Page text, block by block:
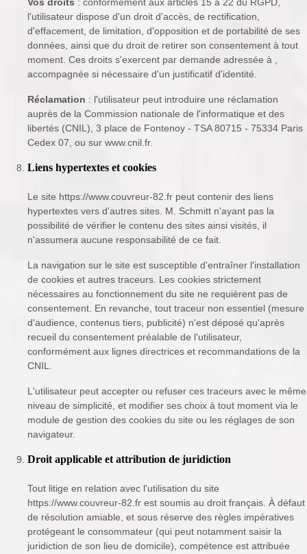
l'utilisateur dispose d'un droit d'accès, de rectification,
d'effacement, de limitation, d'opposition et de portabilité de ses
données, ainsi que du droit de retirer son consentement à tout
moment. Ces droits s'exercent par demande adressée à ,
accompagnée si nécessaire d'un justificatif d'identité.
Réclamation : l'utilisateur peut introduire une réclamation
auprès de la Commission nationale de l'informatique et des
libertés (CNIL), 3 place de Fontenoy - TSA 80715 - 75334 Paris
Cedex 07, ou sur www.cnil.fr.
Liens hypertextes et cookies
Le site https://www.couvreur-82.fr peut contenir des liens
hypertextes vers d'autres sites. M. Schmitt n'ayant pas la
possibilité de vérifier le contenu des sites ainsi visités, il
n'assumera aucune responsabilité de ce fait.
La navigation sur le site est susceptible d'entraîner l'installation
de cookies et autres traceurs. Les cookies strictement
nécessaires au fonctionnement du site ne requièrent pas de
consentement. En revanche, tout traceur non essentiel (mesure
d'audience, contenus tiers, publicité) n'est déposé qu'après
recueil du consentement préalable de l'utilisateur,
conformément aux lignes directrices et recommandations de la
CNIL.
L'utilisateur peut accepter ou refuser ces traceurs avec le même
niveau de simplicité, et modifier ses choix à tout moment via le
module de gestion des cookies du site ou les réglages de son
navigateur.
Droit applicable et attribution de juridiction
Tout litige en relation avec l'utilisation du site
https://www.couvreur-82.fr est soumis au droit français. À défaut
de résolution amiable, et sous réserve des règles impératives
protégeant le consommateur (qui peut notamment saisir la
juridiction de son lieu de domicile), compétence est attribuée